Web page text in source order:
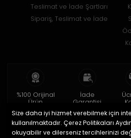
Teslimat ve İade Şartları
Sipariş, Teslimat ve İade
%100 Orijinal
Ürün
2 yıl garanti
İade
Garantisi
15 gün içinde
iade
150
Size daha iyi hizmet verebilmek için
kullanılmaktadır. Çerez Politikaları
okuyabilir ve dilerseniz tercihlerinizi